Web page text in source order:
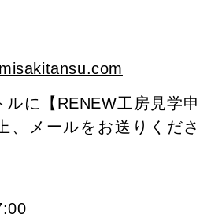
に【RENEW工房見学申
、メールをお送りくださ